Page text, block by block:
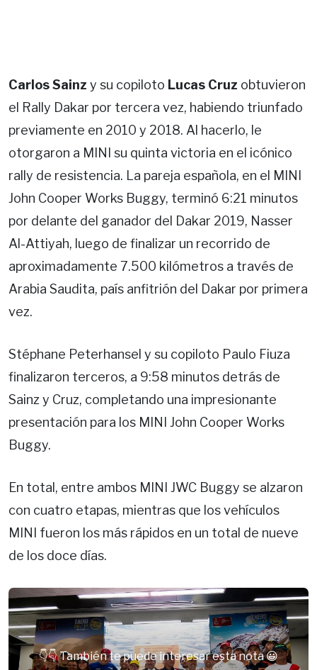
Carlos Sainz y su copiloto Lucas Cruz obtuvieron
el Rally Dakar por tercera vez, habiendo triunfado
previamente en 2010 y 2018. Al hacerlo, le
otorgaron a MINI su quinta victoria en el icónico
rally de resistencia. La pareja española, en el MINI
John Cooper Works Buggy, terminó 6:21 minutos
por delante del ganador del Dakar 2019, Nasser
Al-Attiyah, luego de finalizar un recorrido de
aproximadamente 7.500 kilómetros a través de
Arabia Saudita, país anfitrión del Dakar por primera
vez.
Stéphane Peterhansel y su copiloto Paulo Fiuza
finalizaron terceros, a 9:58 minutos detrás de
Sainz y Cruz, completando una impresionante
presentación para los MINI John Cooper Works
Buggy.
En total, entre ambos MINI JWC Buggy se alzaron
con cuatro etapas, mientras que los vehículos
MINI fueron los más rápidos en un total de nueve
de los doce días.
👇👇 También te puede interesar esta nota 😀